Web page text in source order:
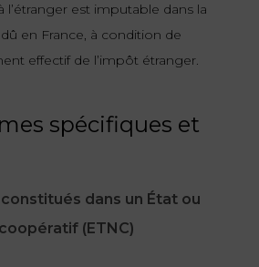
l’étranger est imputable dans la
en France, à condition de
effectif de l’impôt étranger.
spécifiques et
dans un État ou
(ETNC)